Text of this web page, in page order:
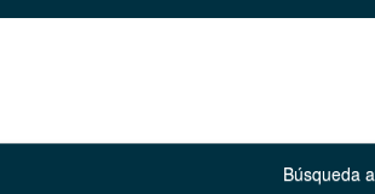
Búsqueda